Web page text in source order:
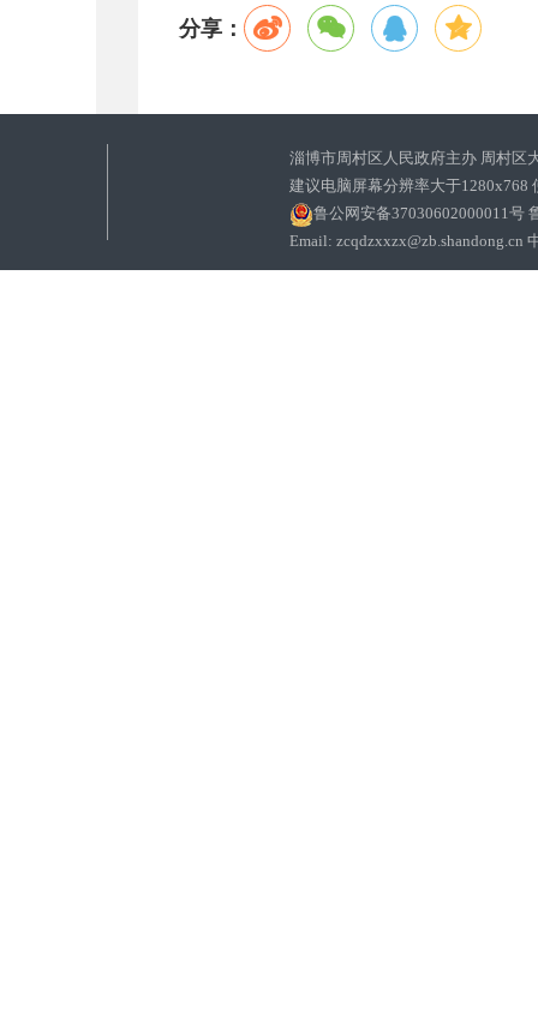
分享：
淄博市周村区人民政府主办 周村区
建议电脑屏幕分辨率大于1280x768
鲁公网安备37030602000011号
Email: zcqdzxxzx@zb.shandong.cn